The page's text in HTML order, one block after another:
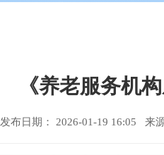
《养老服务机
发布日期： 2026-01-19 16:05 来源